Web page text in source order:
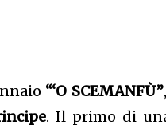
“‘O SCEMANFÙ”
. Il primo di